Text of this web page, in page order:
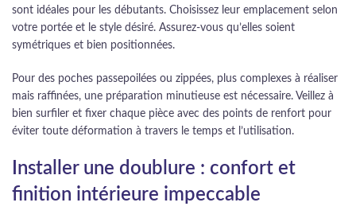
sont idéales pour les débutants. Choisissez leur emplacement selon
votre portée et le style désiré. Assurez-vous qu’elles soient
symétriques et bien positionnées.
Pour des poches passepoilées ou zippées, plus complexes à réaliser
mais raffinées, une préparation minutieuse est nécessaire. Veillez à
bien surfiler et fixer chaque pièce avec des points de renfort pour
éviter toute déformation à travers le temps et l’utilisation.
Installer une doublure : confort et
finition intérieure impeccable